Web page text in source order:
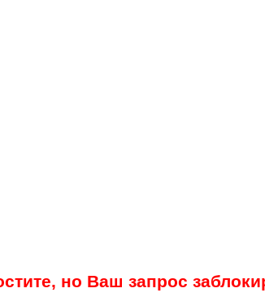
но Ваш запрос